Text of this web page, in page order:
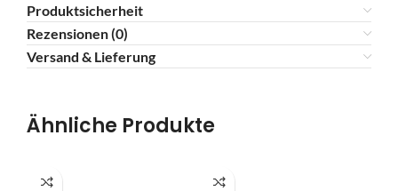
Produktsicherheit
Rezensionen (0)
Versand & Lieferung
Ähnliche Produkte